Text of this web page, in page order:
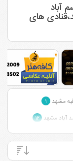
آباد
های
مشهد ۱
آباد مشهد ۱۲
سجاد مشهد ۴
کوهسنگی مشهد